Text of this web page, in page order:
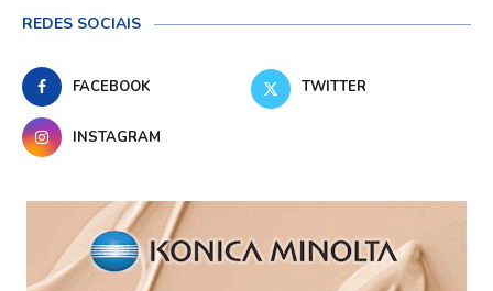
REDES SOCIAIS
FACEBOOK TWITTER
INSTAGRAM